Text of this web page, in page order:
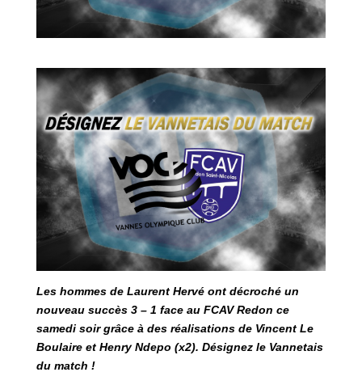
Les hommes de Laurent Hervé ont décroché un
nouveau succès 3 – 1 face au FCAV Redon ce
samedi soir grâce à des réalisations de Vincent Le
Boulaire et Henry Ndepo (x2). Désignez le Vannetais
du match !